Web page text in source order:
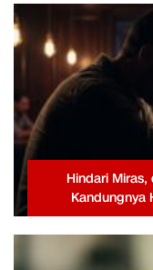
Hindari Miras,
Kandungnya